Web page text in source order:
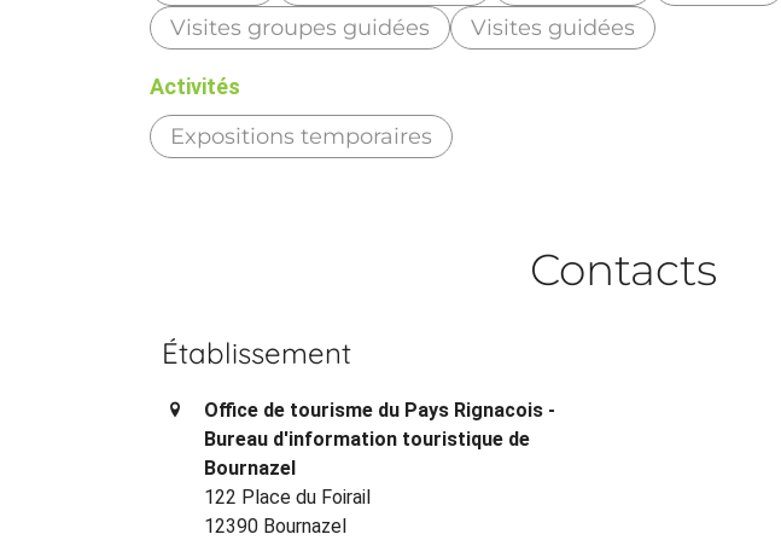
Visites groupes guidées
Visites guidées
Activités
Expositions temporaires
Contacts
Établissement
Office de tourisme du Pays Rignacois -
Bureau d'information touristique de
Bournazel
122 Place du Foirail
12390 Bournazel